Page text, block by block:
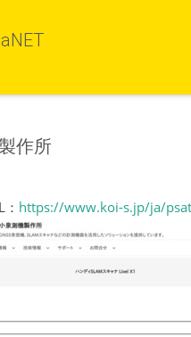
作所
https://www.koi-s.jp/ja/